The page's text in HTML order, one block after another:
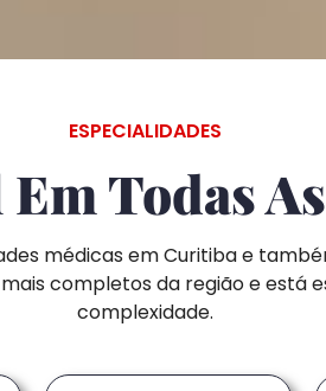
ESPECIALIDADES
Todas
médicas em Curitiba e
completos da região e
complexidade.